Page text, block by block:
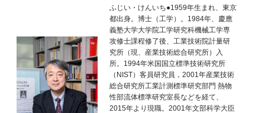
ふじい・けんいち●1959年生まれ、東京
都出身。博士（工学）。1984年、慶應
義塾大学大学院工学研究科機械工学専
攻修士課程修了後、工業技術院計量研
究所（現、産業技術総合研究所）入
所。1994年米国国立標準技術研究所
（NIST）客員研究員，2001年産業技術
総合研究所工業計測標準研究部門 熱物
性部流体標準研究室長などを経て、
2015年より現職。2001年文部科学大臣